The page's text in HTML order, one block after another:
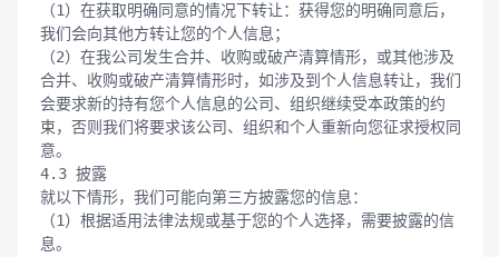
（1）在获取明确同意的情况下转让：获得您的明确同意后，
我们会向其他方转让您的个人信息；
（2）在我公司发生合并、收购或破产清算情形，或其他涉及
合并、收购或破产清算情形时，如涉及到个人信息转让，我们
会要求新的持有您个人信息的公司、组织继续受本政策的约
束，否则我们将要求该公司、组织和个人重新向您征求授权同
意。
4.3 披露
就以下情形，我们可能向第三方披露您的信息：
（1）根据适用法律法规或基于您的个人选择，需要披露的信
息。